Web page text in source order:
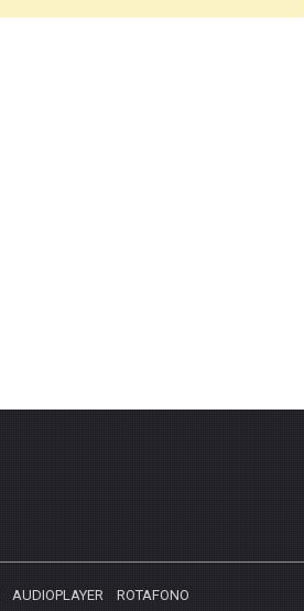
AUDIOPLAYER ROTAFONO